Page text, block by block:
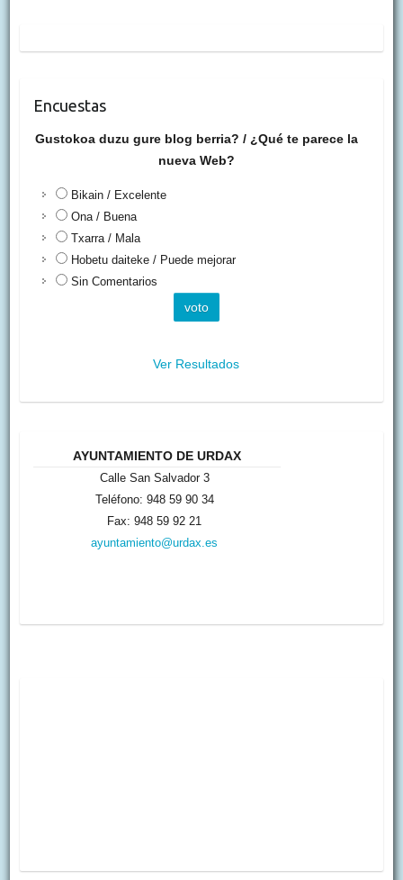
Encuestas
Gustokoa duzu gure blog berria? / ¿Qué te parece la
nueva Web?
Bikain / Excelente
Ona / Buena
Txarra / Mala
Hobetu daiteke / Puede mejorar
Sin Comentarios
Ver Resultados
AYUNTAMIENTO DE URDAX
Calle San Salvador 3
Teléfono: 948 59 90 34
Fax: 948 59 92 21
ayuntamiento@urdax.es